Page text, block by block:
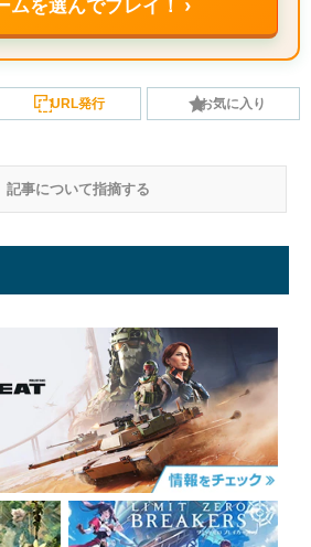
ムを選んでプレイ！ ›
URL発行 お気に入り
記事について指摘する